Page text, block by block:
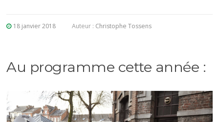
18 janvier 2018 Auteur : Christophe Tossens
Au programme cette année :